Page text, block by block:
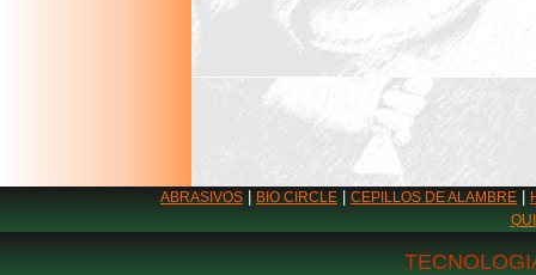
ABRASIVOS BIO CIRCLE CEPILLOS DE ALAMBRE